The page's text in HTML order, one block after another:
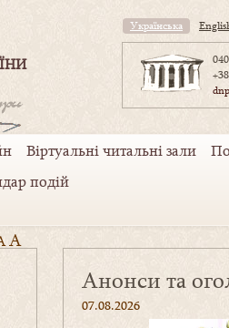
Українська
Віртуальні читальні зали
подій
A
Анонси та
07.08.2026